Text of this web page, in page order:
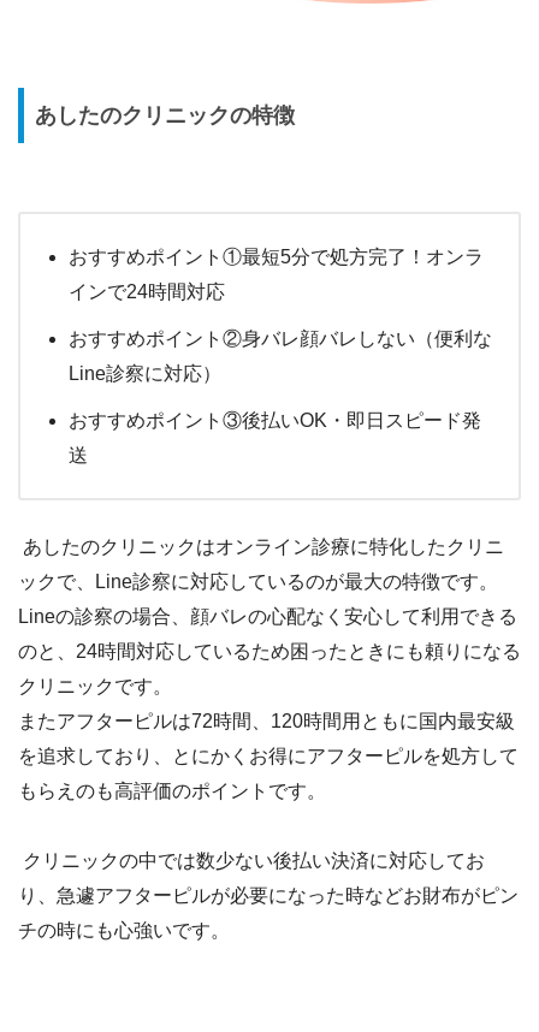
あしたのクリニックの特徴
おすすめポイント①最短5分で処方完了！オンラ
インで24時間対応
おすすめポイント②身バレ顔バレしない（便利な
Line診察に対応）
おすすめポイント③後払いOK・即日スピード発
送
あしたのクリニックはオンライン診療に特化したクリニ
ックで、Line診察に対応しているのが最大の特徴です。
Lineの診察の場合、顔バレの心配なく安心して利用できる
のと、24時間対応しているため困ったときにも頼りになる
クリニックです。
またアフターピルは72時間、120時間用ともに国内最安級
を追求しており、とにかくお得にアフターピルを処方して
もらえのも高評価のポイントです。
クリニックの中では数少ない後払い決済に対応してお
り、急遽アフターピルが必要になった時などお財布がピン
チの時にも心強いです。